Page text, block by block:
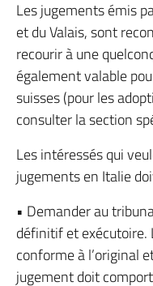
Les jugements émis
et du Valais, sont
recourir à une
également valable
suisses (pour les
consulter la section
Les intéressés qui
jugements en Italie
• Demander au
définitif et exécutoire.
conforme à l’original
jugement doit